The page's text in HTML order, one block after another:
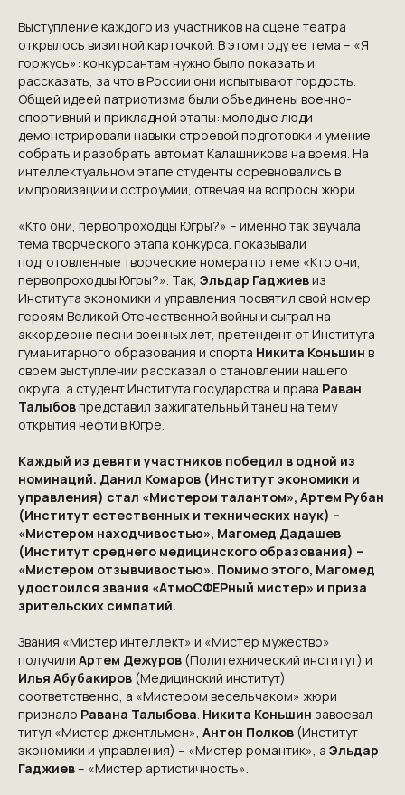
Выступление каждого из участников на сцене театра
открылось визитной карточкой. В этом году ее тема – «Я
горжусь»: конкурсантам нужно было показать и
рассказать, за что в России они испытывают гордость.
Общей идеей патриотизма были объединены военно-
спортивный и прикладной этапы: молодые люди
демонстрировали навыки строевой подготовки и умение
собрать и разобрать автомат Калашникова на время. На
интеллектуальном этапе студенты соревновались в
импровизации и остроумии, отвечая на вопросы жюри.
«Кто они, первопроходцы Югры?» – именно так звучала
тема творческого этапа конкурса. показывали
подготовленные творческие номера по теме «Кто они,
первопроходцы Югры?». Так, Эльдар Гаджиевиз
Института экономики и управления посвятил свой номер
героям Великой Отечественной войны и сыграл на
аккордеоне песни военных лет, претендент от Института
гуманитарного образования и спорта Никита Коньшин в
своем выступлении рассказал о становлении нашего
округа, а студент Института государства и права Раван
Талыбовпредставил зажигательный танец на тему
открытия нефти в Югре.
Каждый из девяти участников победил в одной из
номинаций. Данил Комаров (Институт экономики и
управления) стал «Мистером талантом», Артем Рубан
(Институт естественных и технических наук) –
«Мистером находчивостью», Магомед Дадашев
(Институт среднего медицинского образования) –
«Мистером отзывчивостью». Помимо этого, Магомед
удостоился звания «АтмоСФЕРный мистер» и приза
зрительских симпатий.
Звания «Мистер интеллект» и «Мистер мужество»
получили Артем Дежуров (Политехнический институт) и
Илья Абубакиров (Медицинский институт)
соответственно, а «Мистером весельчаком» жюри
признало Равана Талыбова. Никита Коньшин завоевал
титул «Мистер джентльмен», Антон Полков (Институт
экономики и управления) – «Мистер романтик», а Эльдар
Гаджиев– «Мистер артистичность».
КОНТАКТЫ
ПРИГЛАШАЕМ ВАС
ПРОЕКТЕ
VICTORYDAY80.RU